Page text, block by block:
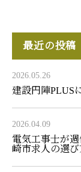
最近の投稿
2026.05.26
建設円陣PLUS
2026.04.09
電気工事士が
崎市求人の選